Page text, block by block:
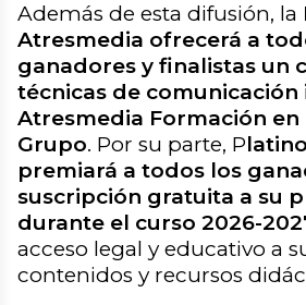
Además de esta difusión, la
Atresmedia ofrecerá a
ganadores y finalistas un
técnicas de
Atresmedia Formación en
Grupo. Por su parte, P
premiará a todos los
suscripción gratuita a su
durante el curso 2026-
acceso legal y educativo a
contenidos y recursos